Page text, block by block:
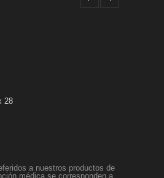
28
a nuestros productos de
médica se corresponden a